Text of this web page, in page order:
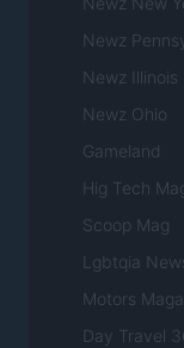
Newz
Newz Illinois
Newz Ohio
Gameland
Hig Tech
Scoop Mag
Lgbtqia
Motors
Day Travel